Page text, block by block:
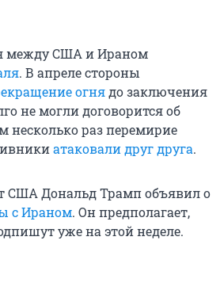
между США и Ираном
. В апреле стороны
огнядо заключения
не могли договорится об
несколько раз перемирие
атаковали друг друга.
США Дональд Трамп объявил о
с Ираном. Он предполагает,
уже на этой неделе.